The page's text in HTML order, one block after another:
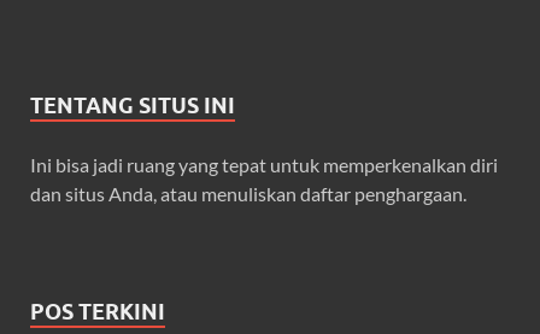
TENTANG SITUS INI
Ini bisa jadi ruang yang tepat untuk memperkenalkan diri
dan situs Anda, atau menuliskan daftar penghargaan.
POS TERKINI